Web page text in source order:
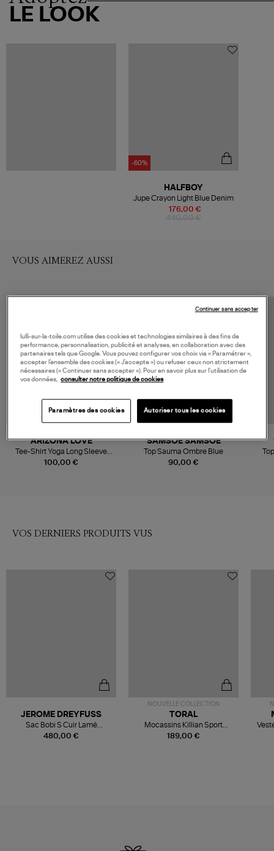
LE LOOK
-60%
176,00 €
HALFBOY
Jupe Crayon Light Blue Denim
VOUS AIMEREZ AUSSI
100,00 €
ARIZONA LOVE
Tee-Shirt Yoga Long Sleeve
Navy
90,00 €
SAMSOE SAMSOE
Top Sauma Ombre Blue
VOS DERNIERS PRODUITS VUS
480,00 €
JEROME DREYFUSS
Sac Bobi S Cuir Lamé
Champagne
NOUVELLE COLLECTION
189,00 €
TORAL
Mocassins Killian Sport
Mousse
lulli-sur-la-toile.com utilise des cookies et technologies similaires à des fins de
performance, personnalisation, publicité et analyses, en collaboration avec des
partenaires tels que Google. Vous pouvez configurer vos choix via « Paramétrer »,
accepter l’ensemble des cookies (« J’accepte ») ou refuser ceux non strictement
nécessaires (« Continuer sans accepter »). Pour en savoir plus sur l’utilisation de
vos données, consulter notre politique de cookies
Paramètres des cookies Autoriser tous les cookies
Continuer sans accepter